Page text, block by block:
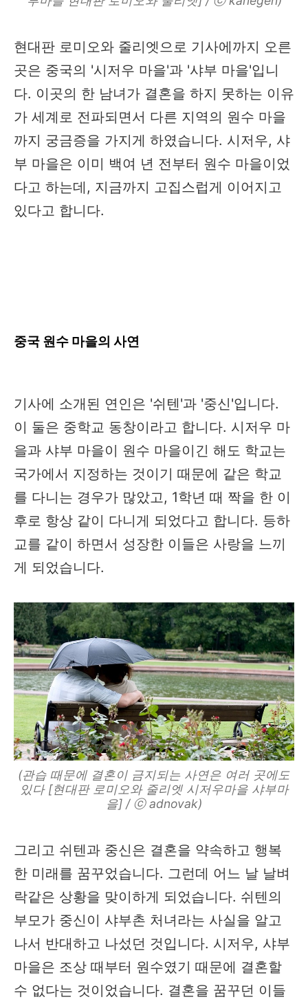
현대판 로미오와 줄리엣으로 기사에까지 오른
곳은 중국의 '시저우 마을'과 '샤부 마을'입니
다. 이곳의 한 남녀가 결혼을 하지 못하는 이유
가 세계로 전파되면서 다른 지역의 원수 마을
까지 궁금증을 가지게 하였습니다. 시저우, 샤
부 마을은 이미 백여 년 전부터 원수 마을이었
다고 하는데, 지금까지 고집스럽게 이어지고
있다고 합니다.
중국 원수 마을의 사연
기사에 소개된 연인은 '쉬텐'과 '중신'입니다.
이 둘은 중학교 동창이라고 합니다. 시저우 마
을과 샤부 마을이 원수 마을이긴 해도 학교는
국가에서 지정하는 것이기 때문에 같은 학교
를 다니는 경우가 많았고, 1학년 때 짝을 한 이
후로 항상 같이 다니게 되었다고 합니다. 등하
교를 같이 하면서 성장한 이들은 사랑을 느끼
게 되었습니다.
(관습 때문에 결혼이 금지되는 사연은 여러 곳에도
있다 [현대판 로미오와 줄리엣 시저우마을 샤부마
을] / ⓒ adnovak)
그리고 쉬텐과 중신은 결혼을 약속하고 행복
한 미래를 꿈꾸었습니다. 그런데 어느 날 날벼
락같은 상황을 맞이하게 되었습니다. 쉬텐의
부모가 중신이 샤부촌 처녀라는 사실을 알고
나서 반대하고 나섰던 것입니다. 시저우, 샤부
마을은 조상 때부터 원수였기 때문에 결혼할
수 없다는 것이었습니다. 결혼을 꿈꾸던 이들